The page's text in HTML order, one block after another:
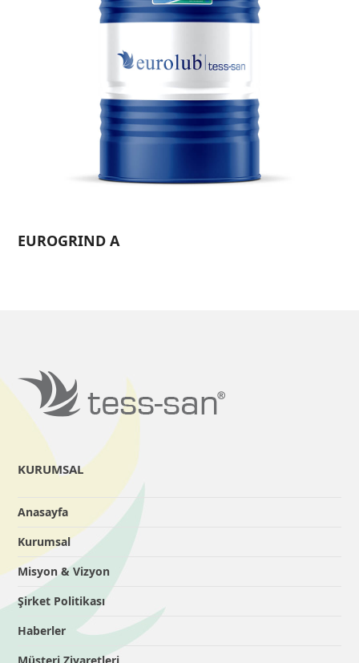
EUROGRIND A
KURUMSAL
Anasayfa
Kurumsal
Misyon & Vizyon
Şirket Politikası
Haberler